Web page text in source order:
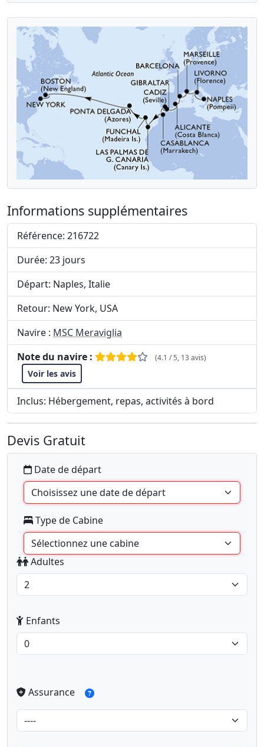
Informations supplémentaires
Référence: 216722
Durée: 23 jours
Départ: Naples, Italie
Retour: New York, USA
Navire : MSC Meraviglia
Note du navire :
(4.1 / 5, 13 avis)
Voir les avis
Inclus: Hébergement, repas, activités à bord
Devis Gratuit
Date de départ
Type de Cabine
Adultes
Enfants
Assurance